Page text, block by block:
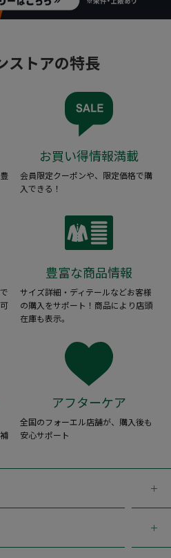
ストアの特長
お買い得情報満載
会員限定クーポンや、限定価格で購
入できる！
豊富な商品情報
サイズ詳細・ディテールなどお客様
の購入をサポート！商品により店頭
在庫も表示。
アフターケア
全国のフォーエル店舗が、購入後も
安心サポート